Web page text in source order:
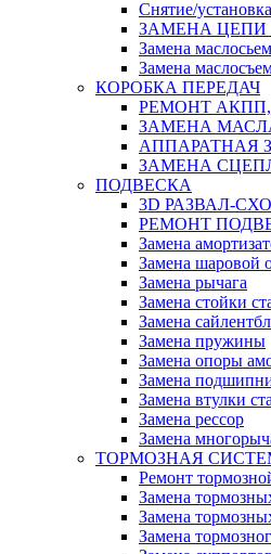
Cнятие/
ЗАМЕНА ЦЕПИ
Замена
Замена
КОРОБКА ПЕРЕДАЧ
РЕМОНТ
ЗАМЕНА
АППАРАТНАЯ
ЗАМЕНА
ПОДВЕСКА
3D РАЗВАЛ-
РЕМОНТ
Замена
Замена шаровой
Замена рычага
Замена стойки
Замена
Замена пружины
Замена опоры
Замена
Замена втулки
Замена рессор
Замена
ТОРМОЗНАЯ
Ремонт
Замена
Замена
Замена